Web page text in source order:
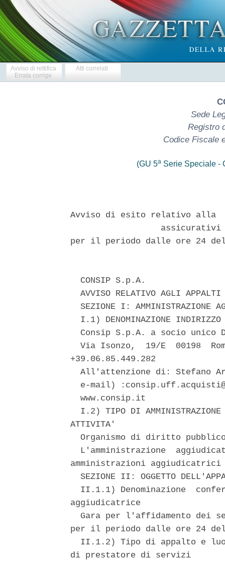
Avviso di rettifica
Errata corrige
Atti correlati
Sede
Registro
Codice Fiscale
(GU 5a Serie Speciale -
Avviso di esito relativo alla
per il periodo dalle ore 24
  CONSIP S.p.A.
AVVISO RELATIVO AGLI
SEZIONE I: AMMINISTRAZIONE
I.1) DENOMINAZIONE
Consip S.p.A. a socio unico
Via Isonzo,  19/E  00198
+39.06.85.449.282
All'attenzione di: Stefano
e-mail)
  www.consip.it
I.2) TIPO DI
ATTIVITA'
Organismo di diritto
L'amministrazione
amministrazioni aggiudicatrici
SEZIONE II: OGGETTO
II.1.1) Denominazione
aggiudicatrice
Gara per l'affidamento dei
per il periodo dalle ore 24
II.1.2) Tipo di appalto e
di prestatore di servizi